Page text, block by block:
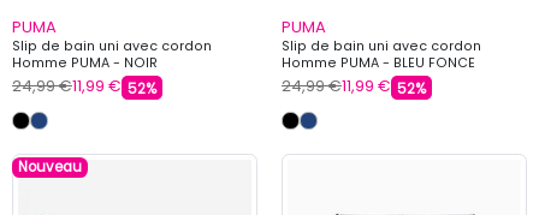
PUMA
Slip de bain uni avec cordon
Homme PUMA - NOIR
24,99 €11,99 € 52%
PUMA
Slip de bain uni avec cordon
Homme PUMA - BLEU FONCE
24,99 €11,99 € 52%
Nouveau